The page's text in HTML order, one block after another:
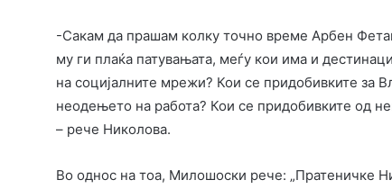
-Сакам да прашам колку точно време Арбен
му ги плаќа патувањата, меѓу кои има и
на социјалните мрежи? Кои се придобивките за
неодењето на работа? Кои се придобивките од
– рече Николова.
Во однос на тоа, Милошоски рече: „Пратеничке